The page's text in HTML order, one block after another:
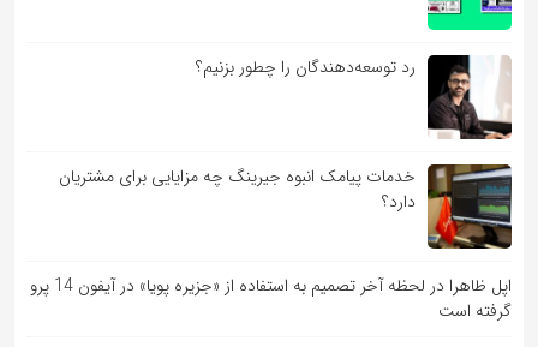
رد توسعه‌دهندگان را چطور بزنیم؟
خدمات پیامک انبوه جیرینگ چه مزایایی برای مشتریان
دارد؟
اپل ظاهرا در لحظه آخر تصمیم به استفاده از «جزیره پویا» در آیفون 14 پرو
گرفته است